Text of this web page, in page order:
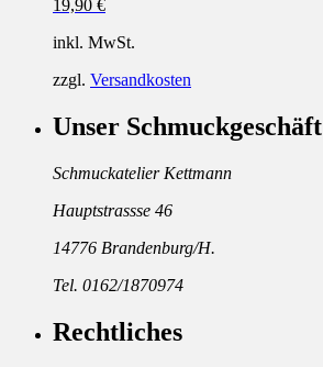
19,90 €
inkl. MwSt.
zzgl. Versandkosten
Unser Schmuckgeschäft
Schmuckatelier Kettmann
Hauptstrassse 46
14776 Brandenburg/H.
Tel. 0162/1870974
Rechtliches